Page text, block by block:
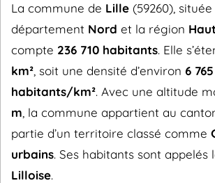
La commune de Lille (59260),
département Nord et la région
compte 236 710 habitants. Elle
km² , soit une densité d’environ 6 765
habitants/km². Avec une altitude
m , la commune appartient au
partie d’un territoire classé comme
urbains. Ses habitants sont appelés
Lilloise.